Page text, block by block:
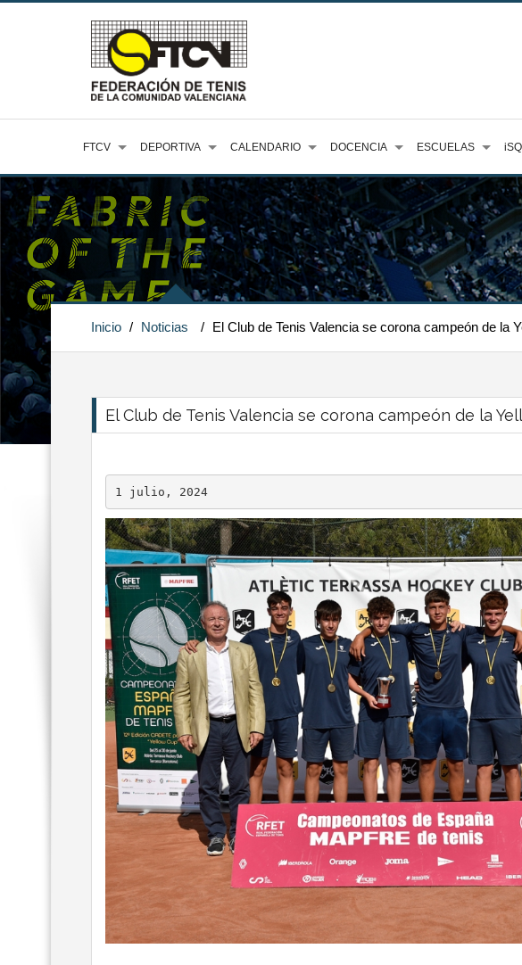
FTCV DEPORTIVA CALENDARIO DOCENCIA ESCUELAS
Inicio / Noticias / El Club de Tenis Valencia se corona campeón de la
El Club de Tenis Valencia se corona campeón de la
1 julio, 2024